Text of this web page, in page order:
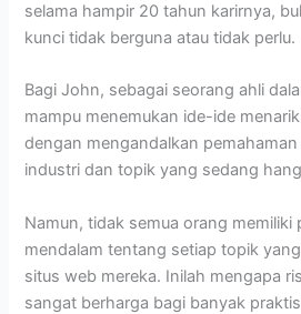
selama hampir 20 tahun karirnya,
kunci tidak berguna atau tidak perlu.
Bagi John, sebagai seorang ahli
mampu menemukan ide-ide
dengan mengandalkan
industri dan topik yang sedang
Namun, tidak semua orang memiliki
mendalam tentang setiap topik
situs web mereka. Inilah mengapa
sangat berharga bagi banyak